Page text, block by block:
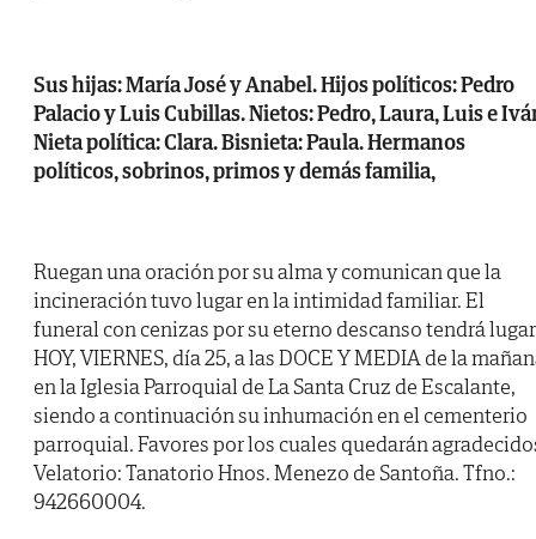
Sus hijas: María José y Anabel. Hijos políticos: Pedro
Palacio y Luis Cubillas. Nietos: Pedro, Laura, Luis e
Nieta política: Clara. Bisnieta: Paula. Hermanos
políticos, sobrinos, primos y demás familia,
Ruegan una oración por su alma y comunican que la
incineración tuvo lugar en la intimidad familiar. El
funeral con cenizas por su eterno descanso tendrá lugar
HOY, VIERNES, día 25, a las DOCE Y MEDIA de la
en la Iglesia Parroquial de La Santa Cruz de Escalante,
siendo a continuación su inhumación en el cementerio
parroquial. Favores por los cuales quedarán
Velatorio: Tanatorio Hnos. Menezo de Santoña. Tfno.:
942660004.